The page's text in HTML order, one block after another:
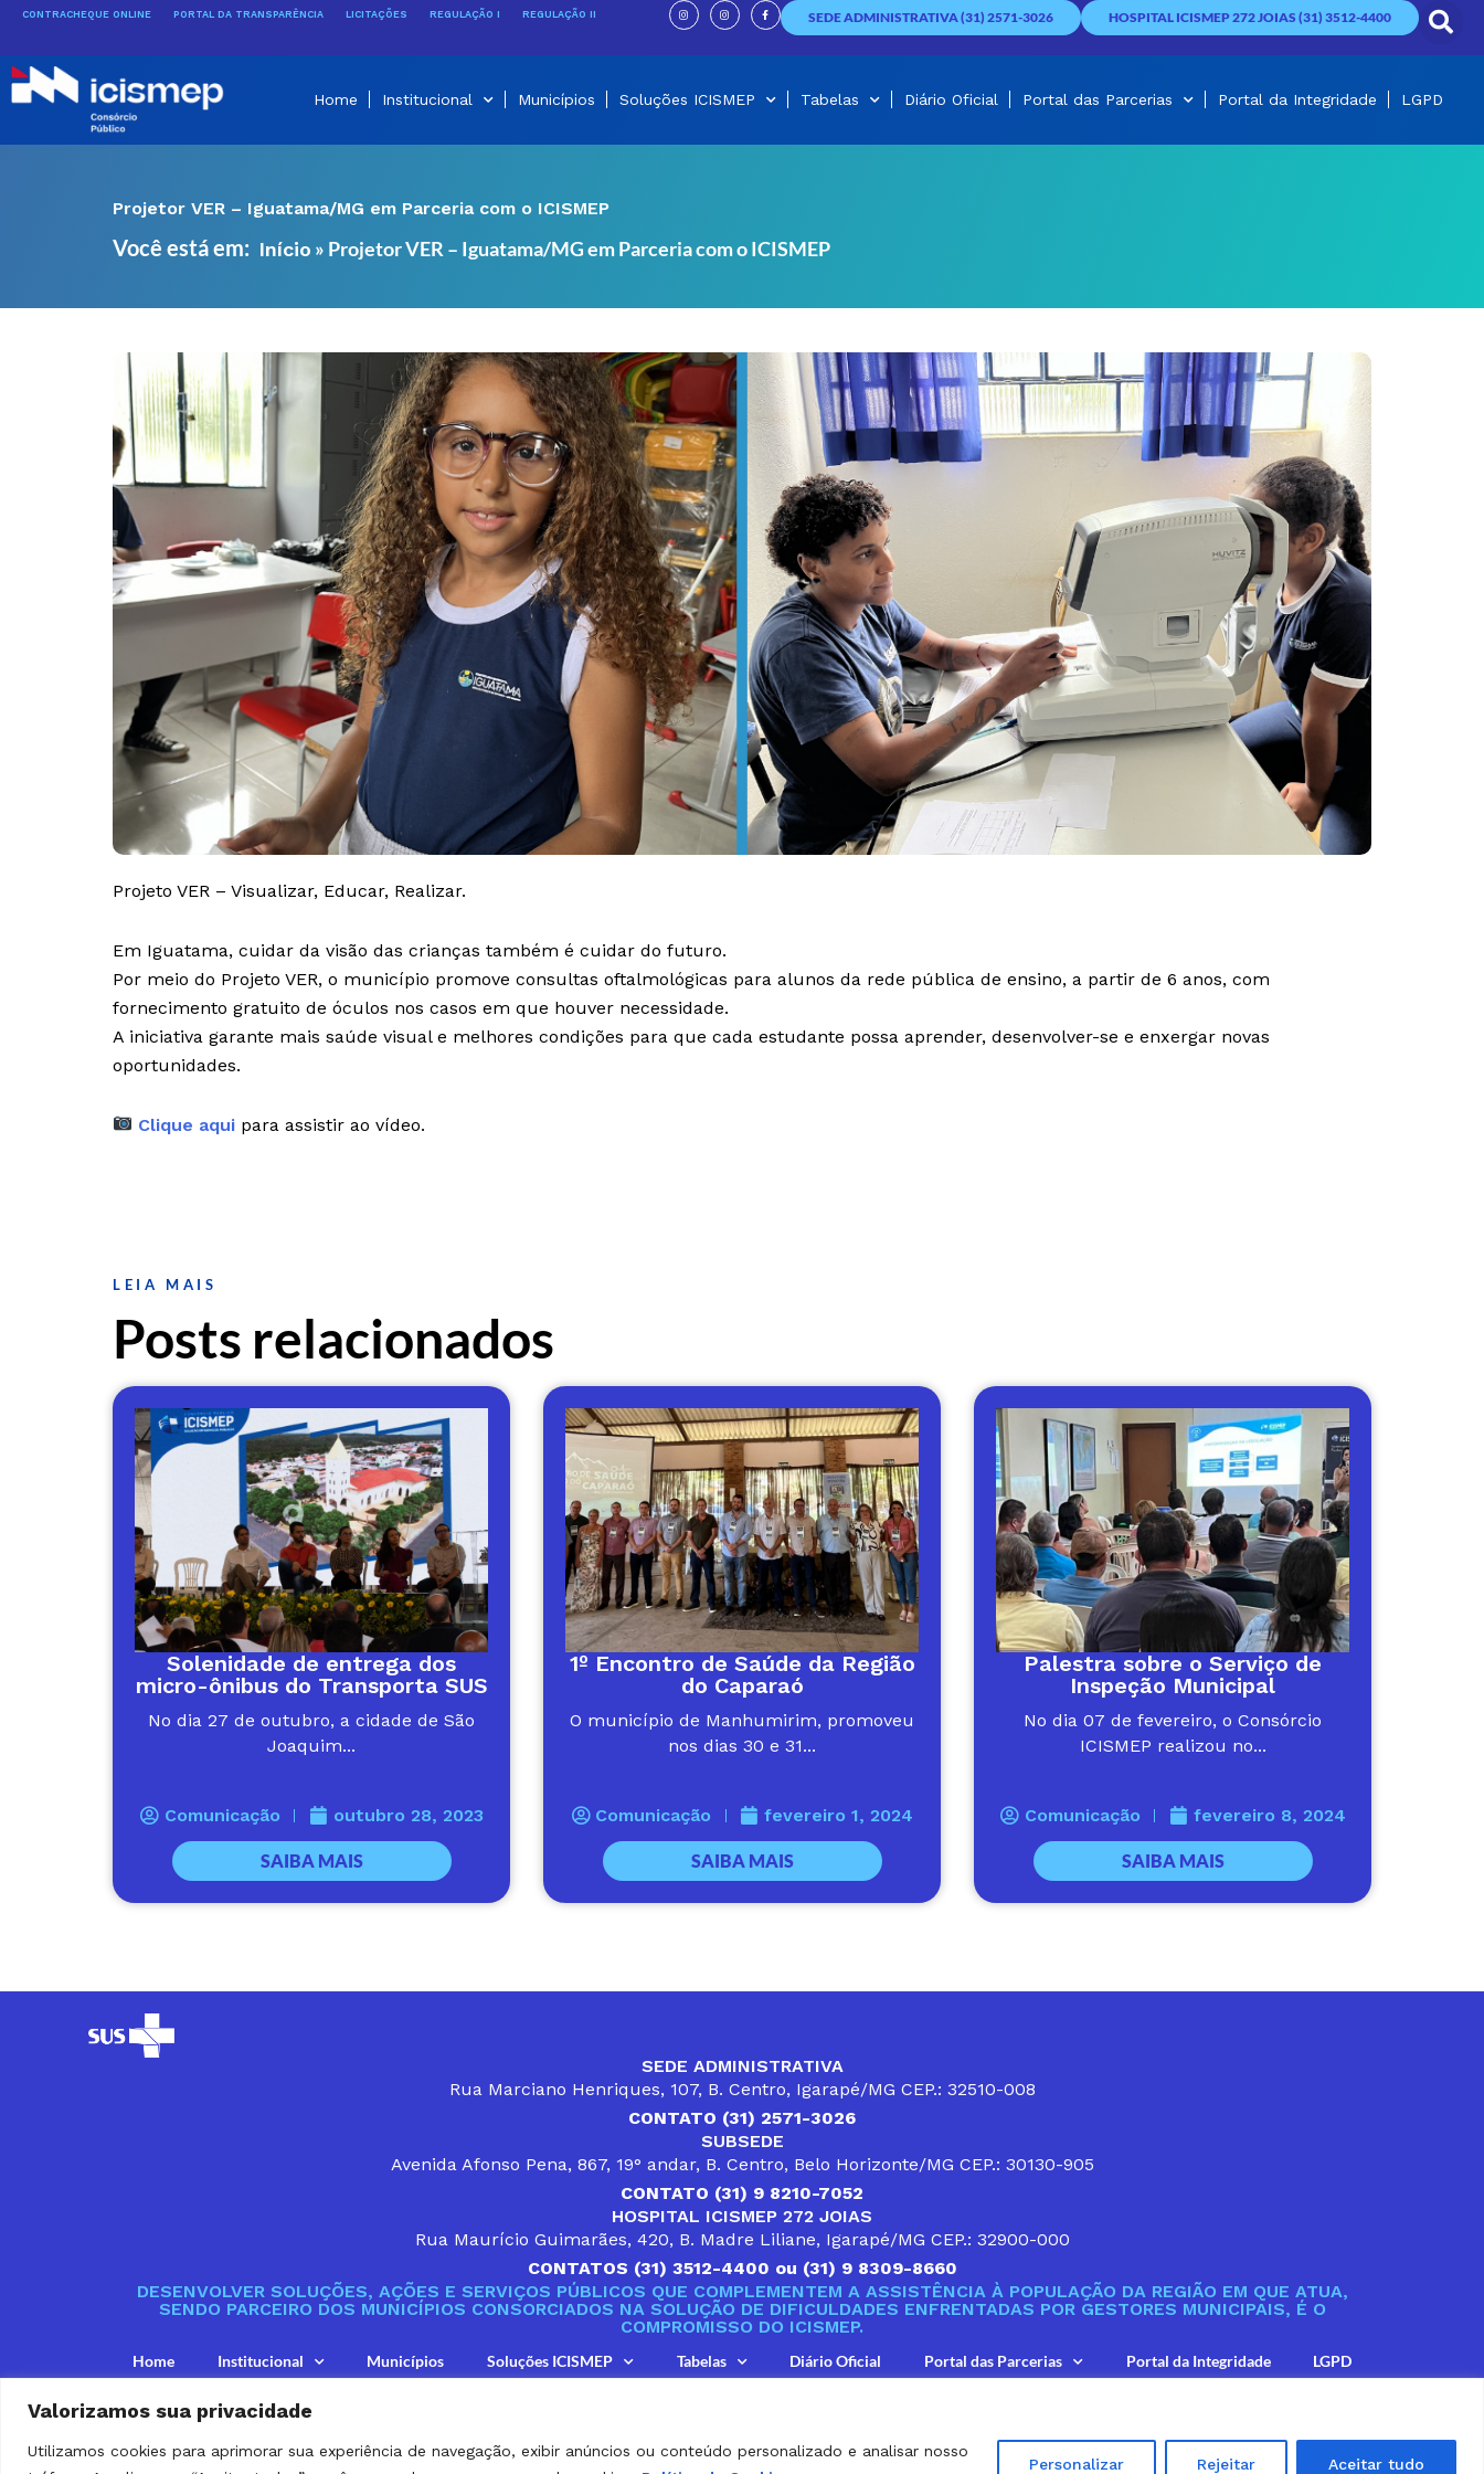
Valorizamos sua privacidade
Utilizamos cookies para aprimorar sua experiência de navegação, exibir anúncios ou conteúdo personalizado e analisar nosso
Personalizar Rejeitar Aceitar tudo
conteúdo
CONTRACHEQUE ONLINE PORTAL DA TRANSPARÊNCIA LICITAÇÕES REGULAÇÃO I REGULAÇÃO II
I
n
s
t
g
I
n
s
t
g
F
a
c
e
o
SEDE ADMINISTRATIVA (31) 2571-3026 HOSPITAL ICISMEP 272 JOIAS (31) 3512-4400
Home Institucional Municípios Soluções ICISMEP Tabelas Diário Oficial Portal das Parcerias Portal da Integridade LGPD
Projetor VER – Iguatama/MG em Parceria com o ICISMEP
Você está em: Início » Projetor VER – Iguatama/MG em Parceria com o ICISMEP
Projeto VER – Visualizar, Educar, Realizar.
Em Iguatama, cuidar da visão das crianças também é cuidar do futuro.
Por meio do Projeto VER, o município promove consultas oftalmológicas para alunos da rede pública de ensino, a partir de 6 anos, com
fornecimento gratuito de óculos nos casos em que houver necessidade.
A iniciativa garante mais saúde visual e melhores condições para que cada estudante possa aprender, desenvolver-se e enxergar novas
oportunidades.
Clique aqui para assistir ao vídeo.
LEIA MAIS
Posts relacionados
Solenidade de entrega dos
micro-ônibus do Transporta SUS
No dia 27 de outubro, a cidade de São
Joaquim...
Comunicação outubro 28, 2023
SAIBA MAIS
1º Encontro de Saúde da Região
do Caparaó
O município de Manhumirim, promoveu
nos dias 30 e 31...
Comunicação fevereiro 1, 2024
SAIBA MAIS
Palestra sobre o Serviço de
Inspeção Municipal
No dia 07 de fevereiro, o Consórcio
ICISMEP realizou no...
Comunicação fevereiro 8, 2024
SAIBA MAIS
SEDE ADMINISTRATIVA
Rua Marciano Henriques, 107, B. Centro, Igarapé/MG CEP.: 32510-008
CONTATO (31) 2571-3026
SUBSEDE
Avenida Afonso Pena, 867, 19° andar, B. Centro, Belo Horizonte/MG CEP.: 30130-905
CONTATO (31) 9 8210-7052
HOSPITAL ICISMEP 272 JOIAS
Rua Maurício Guimarães, 420, B. Madre Liliane, Igarapé/MG CEP.: 32900-000
CONTATOS (31) 3512-4400 ou (31) 9 8309-8660
DESENVOLVER SOLUÇÕES, AÇÕES E SERVIÇOS PÚBLICOS QUE COMPLEMENTEM A ASSISTÊNCIA À POPULAÇÃO DA REGIÃO EM QUE ATUA,
SENDO PARCEIRO DOS MUNICÍPIOS CONSORCIADOS NA SOLUÇÃO DE DIFICULDADES ENFRENTADAS POR GESTORES MUNICIPAIS, É O
COMPROMISSO DO ICISMEP.
Home Institucional Municípios Soluções ICISMEP Tabelas Diário Oficial Portal das Parcerias Portal da Integridade LGPD